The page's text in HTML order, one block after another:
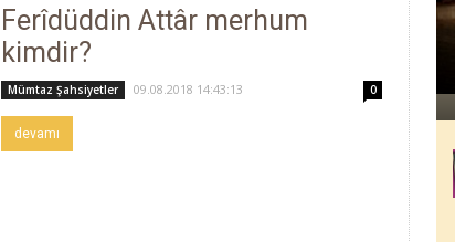
Ferîdüddin Attâr merhum
kimdir?
Mümtaz Şahsiyetler 09.08.2018 14:43:13 0
devamı